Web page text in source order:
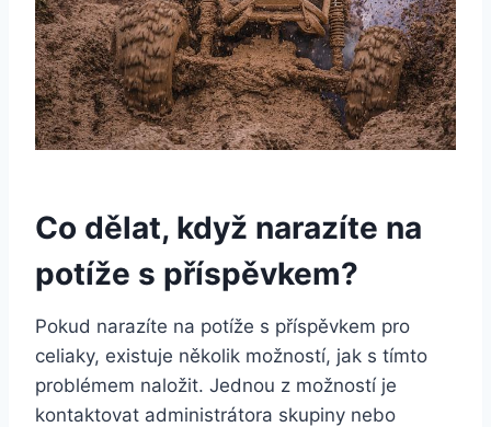
Co dělat, když narazíte na
potíže s příspěvkem?
Pokud narazíte na potíže s příspěvkem pro
celiaky, existuje několik možností, jak s tímto
problémem naložit. Jednou z možností je
kontaktovat administrátora skupiny nebo